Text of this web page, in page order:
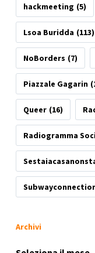
hackmeeting (5)
Lsoa Buridda (113)
NoBorders (7)
Piazzale Gagarin
Queer (16)
Radiogramma
Archivi
Archivi